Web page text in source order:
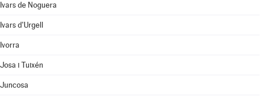
Ivars de Noguera
Ivars d'Urgell
Ivorra
Josa i Tuixén
Juncosa